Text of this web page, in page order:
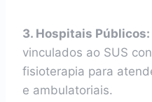
3. Hospitais Públicos:
vinculados ao SUS
fisioterapia para
e ambulatoriais.